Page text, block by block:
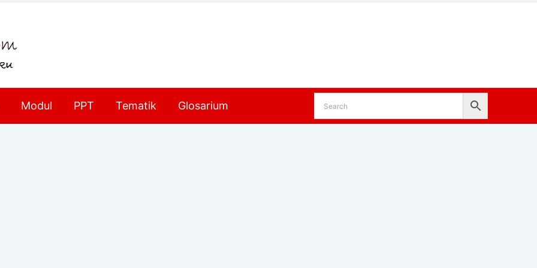
Modul PPT Tematik Glosarium